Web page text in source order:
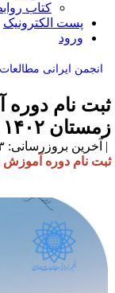
کتاب
پست الکترونیک
ورود
انجمن ایرانی مطالعات
نام دوره
۱۴۰۲ آغاز شد
بروزرسانی: ۱۴۰۲/۱۰/۳ |
نام دوره آموزش زبان